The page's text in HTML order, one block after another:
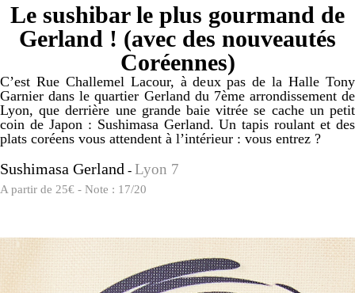
Le sushibar le plus gourmand de
Gerland ! (avec des nouveautés
Coréennes)
C’est Rue Challemel Lacour, à deux pas de la Halle Tony
Garnier dans le quartier Gerland du 7ème arrondissement de
Lyon, que derrière une grande baie vitrée se cache un petit
coin de Japon : Sushimasa Gerland. Un tapis roulant et des
plats coréens vous attendent à l’intérieur : vous entrez ?
Sushimasa Gerland - Lyon 7
A partir de 25€ - Note : 17/20